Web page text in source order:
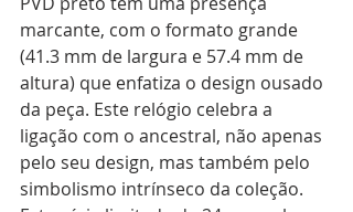
marcante, com o formato grande
(41.3 mm de largura e 57.4 mm de
altura) que enfatiza o design ousado
da peça. Este relógio celebra a
ligação com o ancestral, não apenas
pelo seu design, mas também pelo
simbolismo intrínseco da coleção.